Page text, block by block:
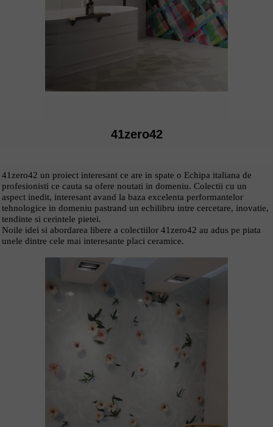
41zero42
41zero42 un proiect interesant ce are in spate o Echipa italiana de
profesionisti ce cauta sa ofere noutati in domeniu. Colectii cu un
aspect inedit, interesant avand la baza excelenta performantelor
tehnologice in domeniu pastrand un echilibru intre cercetare, inovatie,
tendinte si cerintele pietei.
Noile idei si abordarea libere a colectiilor 41zero42 au adus pe piata
unele dintre cele mai interesante placi ceramice.